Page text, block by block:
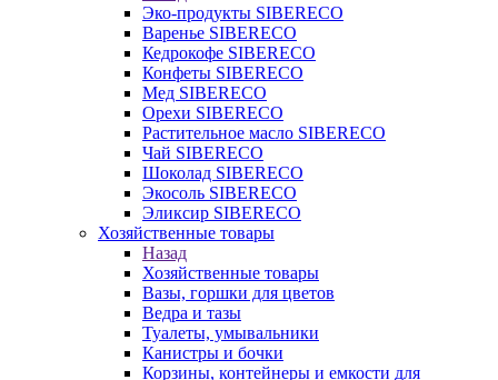
Эко-продукты SIBERECO
Варенье SIBERECO
Кедрокофе SIBERECO
Конфеты SIBERECO
Мед SIBERECO
Орехи SIBERECO
Растительное масло SIBERECO
Чай SIBERECO
Шоколад SIBERECO
Экосоль SIBERECO
Эликсир SIBERECO
Хозяйственные товары
Назад
Хозяйственные товары
Вазы, горшки для цветов
Ведра и тазы
Туалеты, умывальники
Канистры и бочки
Корзины, контейнеры и емкости для